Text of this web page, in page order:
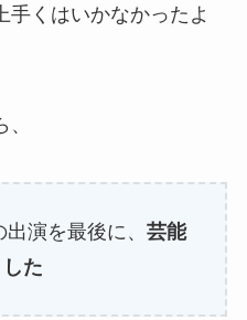
手くはいかなかったよ
演を最後に、 芸能
た